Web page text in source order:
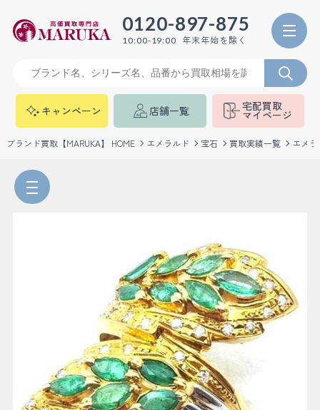
0120-897-875
10:00-19:00 年末年始を除く
キャンペーン 店舗一覧 宅配買取
マイページ
ブランド買取【MARUKA】 HOME エメラルド 宝石 買取実績一覧 エメ